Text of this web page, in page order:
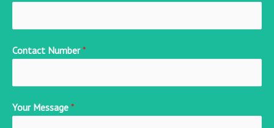
Contact Number*
Your Message *